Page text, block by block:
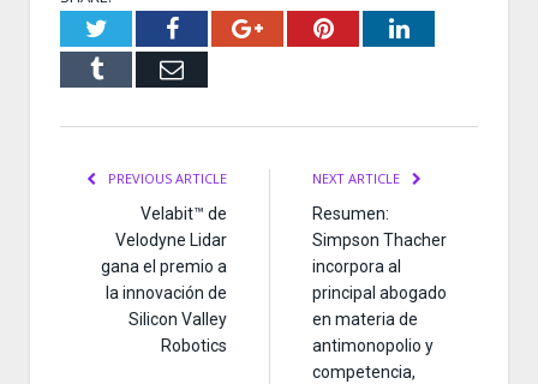
TwitterFacebookGoogle+PinterestLinkedIn
Tumblr Email
PREVIOUS ARTICLE
Velabit™ de
Velodyne Lidar
gana el premio a
la innovación de
Silicon Valley
Robotics
NEXT ARTICLE
Resumen:
Simpson Thacher
incorpora al
principal abogado
en materia de
antimonopolio y
competencia,